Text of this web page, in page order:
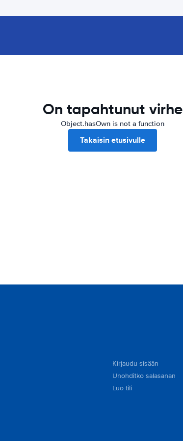
On tapahtunut virhe
Object.hasOwn is not a function
Takaisin etusivulle
Kirjaudu sisään
Unohditko salasanan
Luo tili